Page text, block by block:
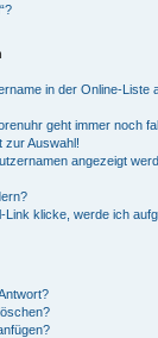
in der Online-Liste
geht immer noch
zur Auswahl!
angezeigt
Link klicke, werde ich